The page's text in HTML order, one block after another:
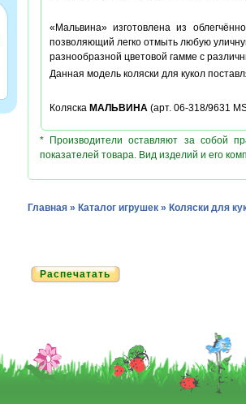
«Мальвина» изготовлена из
позволяющий легко отмыть любую
разнообразной цветовой гамме с
Данная модель коляски для кукол
Коляска МАЛЬВИНА(арт. 06-318/9631
* Производители оставляют за собой
показателей товара. Вид изделий и его
Главная » Каталог игрушек » Коляски для
Распечатать